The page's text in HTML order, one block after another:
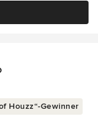
Sternen
Houzz“-Gewinner